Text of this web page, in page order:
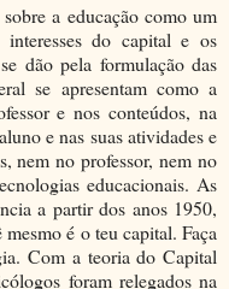
a educação como um
do capital e os
dão pela formulação das
se apresentam como a
e nos conteúdos, na
e nas suas atividades e
nem no professor, nem no
educacionais. As
a partir dos anos 1950,
é o teu capital. Faça
Com a teoria do Capital
foram relegados na